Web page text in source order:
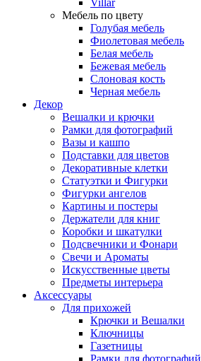
Villar
Мебель по цвету
Голубая мебель
Фиолетовая мебель
Белая мебель
Бежевая мебель
Слоновая кость
Черная мебель
Декор
Вешалки и крючки
Рамки для фотографий
Вазы и кашпо
Подставки для цветов
Декоративные клетки
Статуэтки и Фигурки
Фигурки ангелов
Картины и постеры
Держатели для книг
Коробки и шкатулки
Подсвечники и Фонари
Свечи и Ароматы
Искусственные цветы
Предметы интерьера
Аксессуары
Для прихожей
Крючки и Вешалки
Ключницы
Газетницы
Рамки для фотографий